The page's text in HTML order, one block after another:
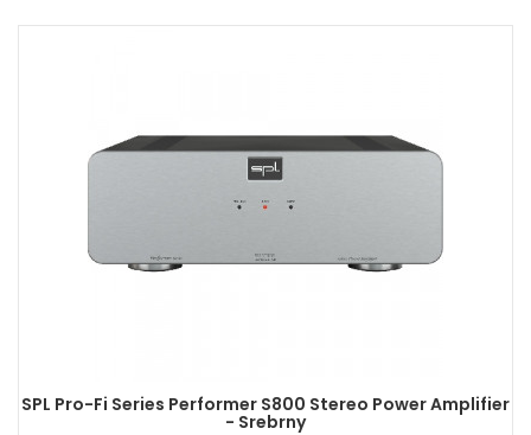
SPL Pro-Fi Series Performer S800 Stereo Power Amplifier
- Srebrny